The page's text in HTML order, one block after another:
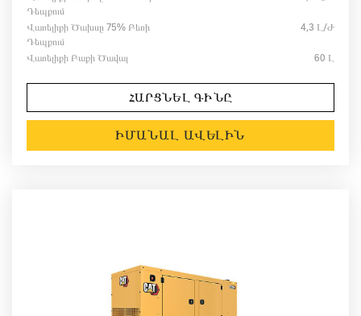
Դեպքում
Վառելիքի Ծախսը 75% Բեռի
Դեպքում
4,3 Լ/ժ
Վառելիքի Բաքի Ծավալ 60 Լ
ՀԱՐՑՆԵԼ ԳԻՆԸ
ԻՄԱՆԱԼ ԱՎԵԼԻՆ